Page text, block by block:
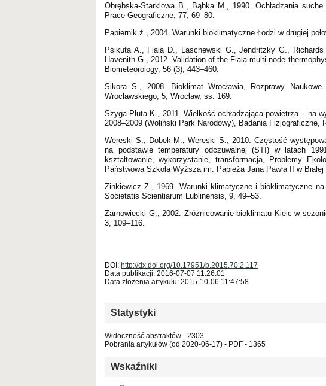
Obrębska-Starklowa B., Bąbka M., 1990. Ochładzania
Prace Geograficzne, 77, 69–80.
Papiernik ż., 2004. Warunki bioklimatyczne Łodzi w drugiej
Psikuta A., Fiala D., Laschewski G., Jendritzky G.,
Havenith G., 2012. Validation of the Fiala multi-node
Biometeorology, 56 (3), 443–460.
Sikora S., 2008. Bioklimat Wrocławia, Rozprawy
Wrocławskiego, 5, Wrocław, ss. 169.
Szyga-Pluta K., 2011. Wielkość ochładzająca powietrza – na
2008–2009 (Woliński Park Narodowy), Badania Fizjograficzne,
Wereski S., Dobek M., Wereski S., 2010. Częstość
na podstawie temperatury odczuwalnej (STI) w latach
kształtowanie, wykorzystanie, transformacja, Problemy
Państwowa Szkoła Wyższa im. Papieża Jana Pawła II w
Zinkiewicz Z., 1969. Warunki klimatyczne i bioklimatyczne
Societatis Scientiarum Lublinensis, 9, 49–53.
Żarnowiecki G., 2002. Zróżnicowanie bioklimatu Kielc w
3, 109–116.
DOI: http://dx.doi.org/10.17951/b.2015.70.2.117
Data publikacji: 2016-07-07 11:26:01
Data złożenia artykułu: 2015-10-06 11:47:58
Statystyki
Widoczność abstraktów - 2303
Pobrania artykułów (od 2020-06-17) - PDF - 1365
Wskaźniki